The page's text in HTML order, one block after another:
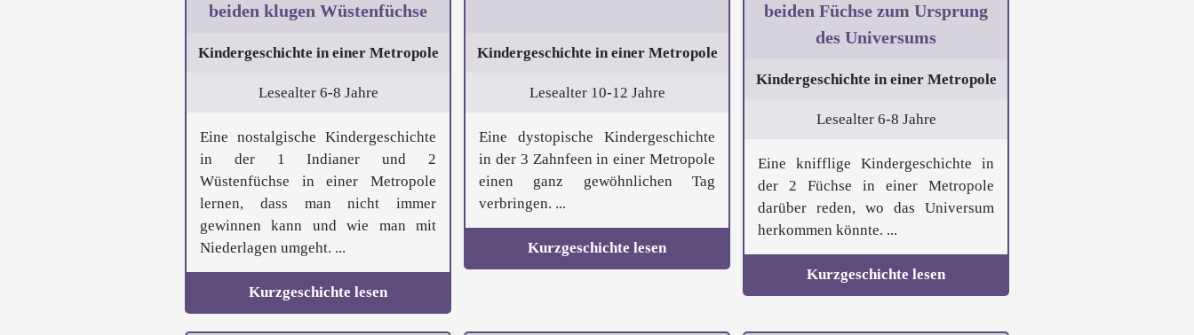
beiden klugen Wüstenfüchse
Kindergeschichte in einer Metropole
Lesealter 6-8 Jahre
Eine nostalgische Kindergeschichte
in der 1 Indianer und 2
Wüstenfüchse in einer Metropole
lernen, dass man nicht immer
gewinnen kann und wie man mit
Niederlagen umgeht. ...
Kurzgeschichte lesen
Kindergeschichte in einer Metropole
Lesealter 10-12 Jahre
Eine dystopische Kindergeschichte
in der 3 Zahnfeen in einer Metropole
einen ganz gewöhnlichen Tag
verbringen. ...
Kurzgeschichte lesen
beiden Füchse zum Ursprung
des Universums
Kindergeschichte in einer Metropole
Lesealter 6-8 Jahre
Eine knifflige Kindergeschichte in
der 2 Füchse in einer Metropole
darüber reden, wo das Universum
herkommen könnte. ...
Kurzgeschichte lesen